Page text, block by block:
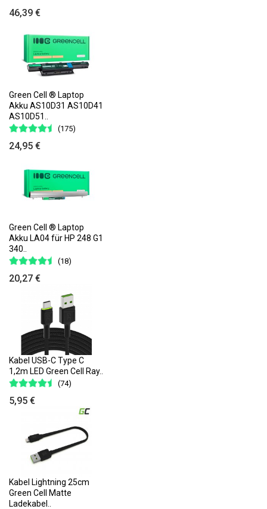
46,39 €
Green Cell ® Laptop
Akku AS10D31 AS10D41
AS10D51..
(175)
24,95 €
Green Cell ® Laptop
Akku LA04 für HP 248 G1
340..
(18)
20,27 €
Kabel USB-C Type C
1,2m LED Green Cell Ray..
(74)
5,95 €
Kabel Lightning 25cm
Green Cell Matte
Ladekabel..